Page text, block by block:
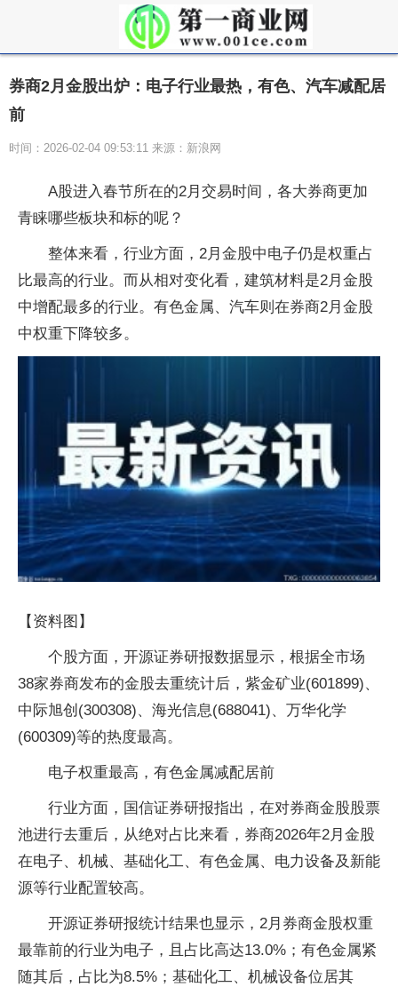
券商2月金股出炉：电子行业最热，有色、汽车减配居
前
时间：2026-02-04 09:53:11 来源：新浪网
A股进入春节所在的2月交易时间，各大券商更加
青睐哪些板块和标的呢？
整体来看，行业方面，2月金股中电子仍是权重占
比最高的行业。而从相对变化看，建筑材料是2月金股
中增配最多的行业。有色金属、汽车则在券商2月金股
中权重下降较多。
【资料图】
个股方面，开源证券研报数据显示，根据全市场
38家券商发布的金股去重统计后，紫金矿业(601899)、
中际旭创(300308)、海光信息(688041)、万华化学
(600309)等的热度最高。
电子权重最高，有色金属减配居前
行业方面，国信证券研报指出，在对券商金股股票
池进行去重后，从绝对占比来看，券商2026年2月金股
在电子、机械、基础化工、有色金属、电力设备及新能
源等行业配置较高。
开源证券研报统计结果也显示，2月券商金股权重
最靠前的行业为电子，且占比高达13.0%；有色金属紧
随其后，占比为8.5%；基础化工、机械设备位居其